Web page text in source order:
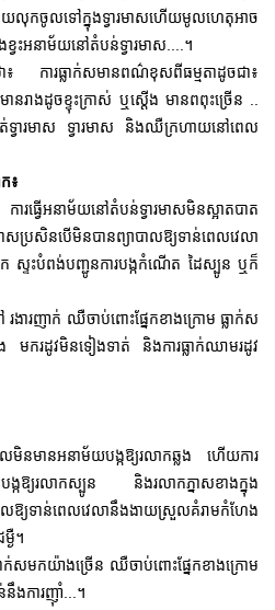
លុកចូលទៅក្នុងទ្វារមាសហើយមូលហេតុអាច
វះអនាម័យនៅតំបន់ទ្វារមាស....។
ការធ្លាក់សមានពណ៌ខុសពីធម្មតាដូចជា៖
ាងដូចខ្ទុះក្រាស់ ឬស្តើង មានពពុះច្រើន ..
ត់ទ្វារមាស ទ្វារមាស និងឈឺក្រហាយនៅពេល
៖
រធ្វើអនាម័យនៅតំបន់ទ្វារមាសមិនស្អាតបាត
ាសប្រសិនបើមិនបានព្យាបាលឱ្យទាន់ពេលវេលា
ទះបំពង់បញ្ជូនការបង្កកំណើត ដៃស្បូន ឬក៏
ងារញាក់ ឈឺចាប់ពោះផ្នែកខាងក្រោម ធ្លាក់ស
ង មករដូវមិនទៀងទាត់ និងការធ្លាក់ឈាមរដូវ
មិនមានអនាម័យបង្កឱ្យរលាកឆ្លង ហើយការ
ង្កឱ្យរលាកស្បូន និងរលាកភ្នាសខាងក្នុង
យទាន់ពេលវេលានឹងងាយស្រួលគំរាមកំហែង
ងឺ។
ក់សមកយ៉ាងច្រើន ឈឺចាប់ពោះផ្នែកខាងក្រោម
នឹងការញុាំ...។